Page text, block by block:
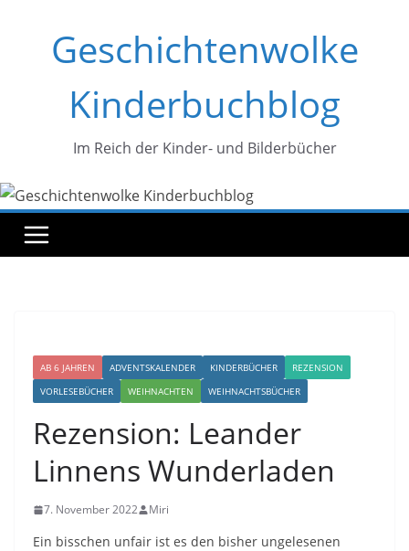
springenGeschichtenwolke
Kinderbuchblog
Im Reich der Kinder- und Bilderbücher
AB 6 JAHREN ADVENTSKALENDER KINDERBÜCHER
REZENSION
VORLESEBÜCHER
WEIHNACHTEN WEIHNACHTSBÜCHER
Rezension: Leander
Linnens Wunderladen
7. November 2022 Miri
Ein bisschen unfair ist es den bisher ungelesenen